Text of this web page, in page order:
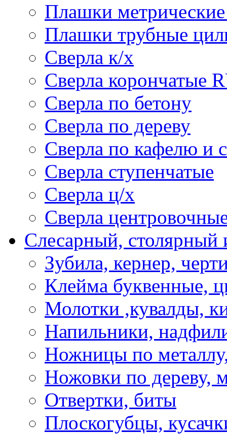
Плашки
Плашки трубные
Сверла к/х
Сверла корончатые
Сверла по бетону
Сверла по дереву
Сверла по кафелю и
Сверла ступенчатые
Сверла ц/х
Сверла
Слесарный, столярный
Зубила, кернер,
Клейма буквенные,
Молотки ,кувалды,
Напильники,
Ножницы по
Ножовки по дереву,
Отвертки, биты
Плоскогубцы,